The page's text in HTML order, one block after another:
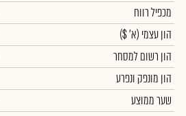
מכפיל רווח
הון עצמי (א' $)
הון רשום למסחר
הון מונפק ונפרע
שער ממוצע